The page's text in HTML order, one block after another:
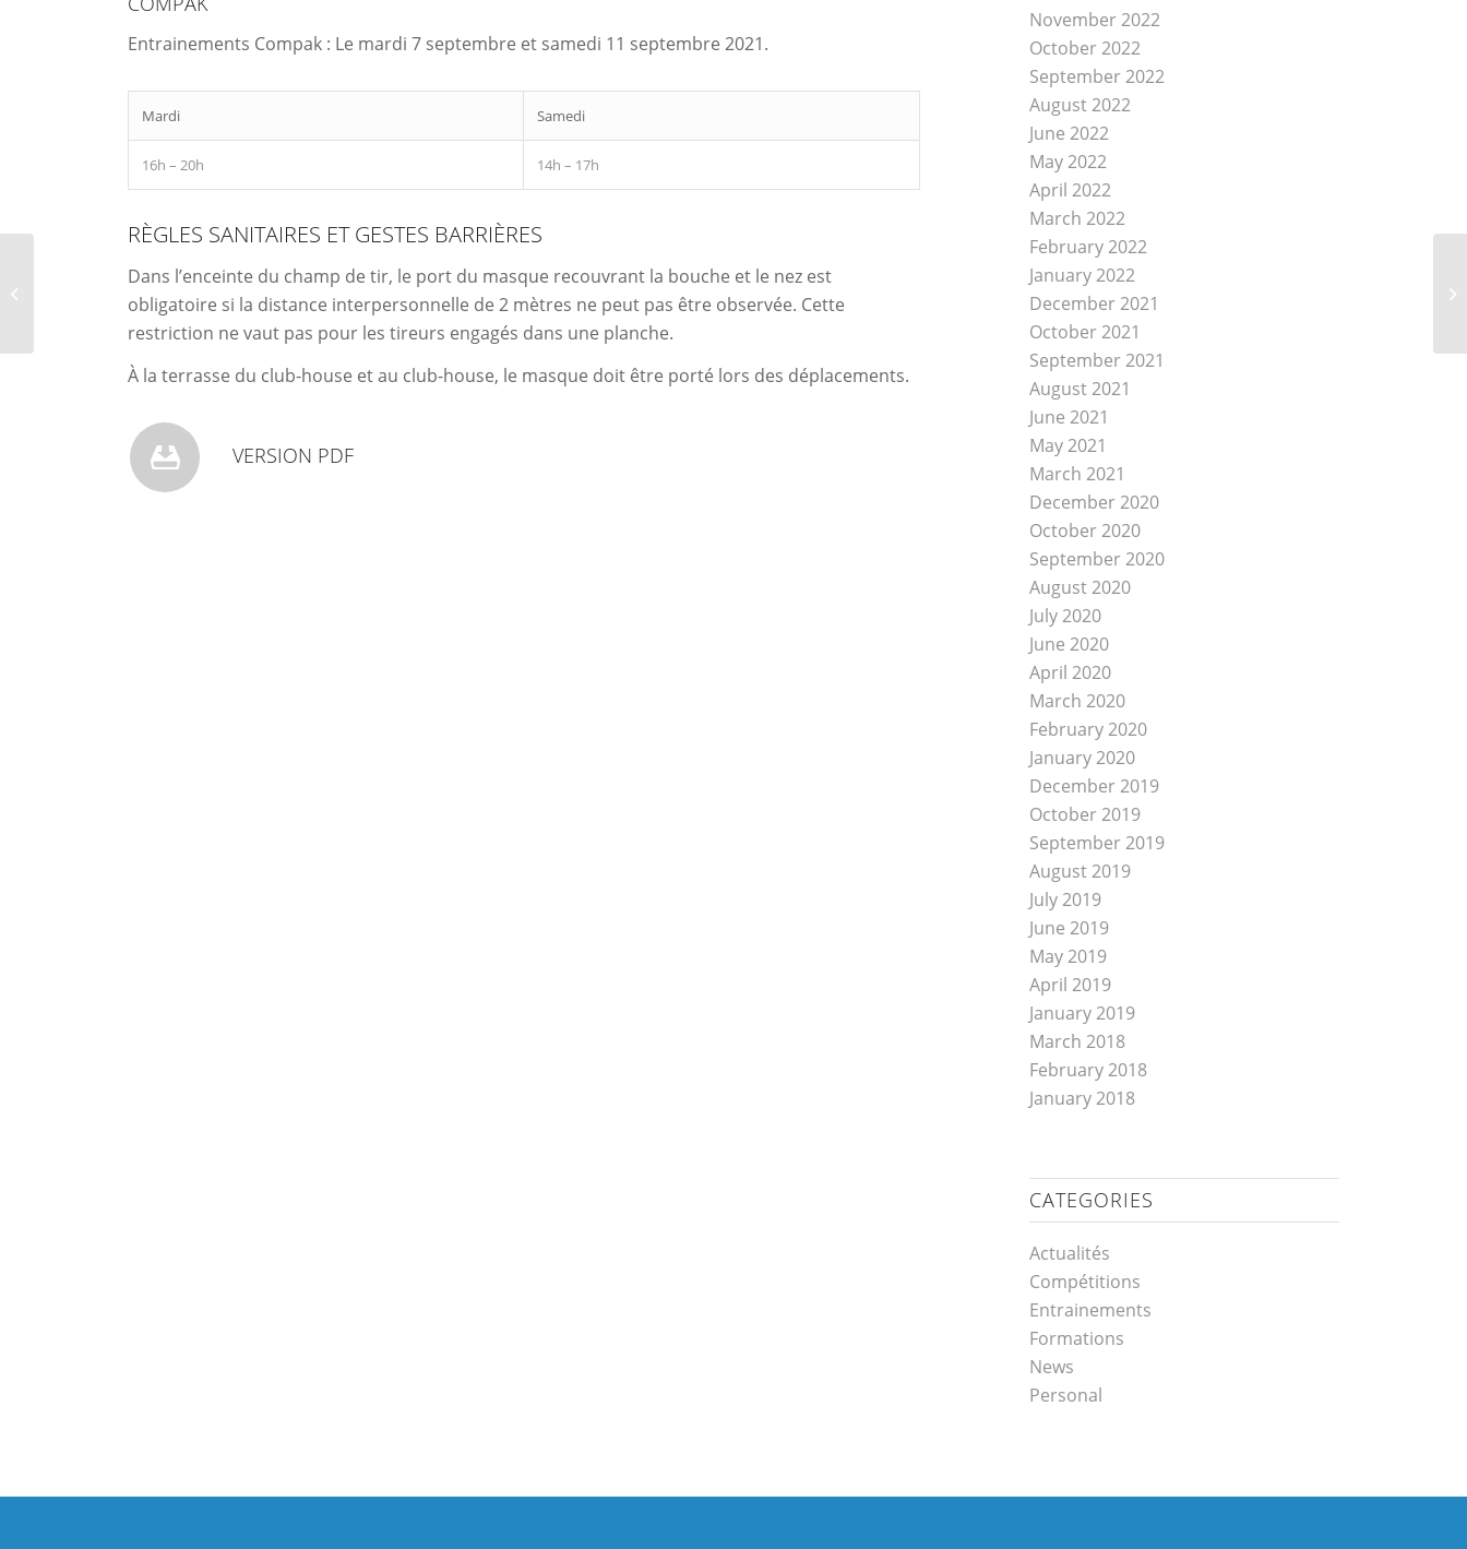
Entrainements Compak : Le mardi 7 septembre et samedi 11 septembre 2021.
Mardi Samedi
16h – 20h 14h – 17h
RÈGLES SANITAIRES ET GESTES BARRIÈRES
Dans l’enceinte du champ de tir, le port du masque recouvrant la bouche et le nez est
obligatoire si la distance interpersonnelle de 2 mètres ne peut pas être observée. Cette
restriction ne vaut pas pour les tireurs engagés dans une planche.
À la terrasse du club-house et au club-house, le masque doit être porté lors des déplacements.
VERSION PDF
November 2022
October 2022
September 2022
August 2022
June 2022
May 2022
April 2022
March 2022
February 2022
January 2022
December 2021
October 2021
September 2021
August 2021
June 2021
May 2021
March 2021
December 2020
October 2020
September 2020
August 2020
July 2020
June 2020
April 2020
March 2020
February 2020
January 2020
December 2019
October 2019
September 2019
August 2019
July 2019
June 2019
May 2019
April 2019
January 2019
March 2018
February 2018
January 2018
CATEGORIES
Actualités
Compétitions
Entrainements
Formations
News
Personal
CHAMPIONNAT
NATIONAL/FEDERAL
INDIVIDUEL et par